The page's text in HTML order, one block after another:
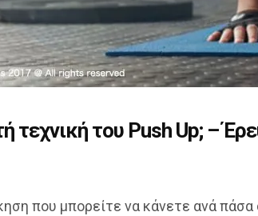
τεχνική του Push Up; –
που μπορείτε να κάνετε ανά